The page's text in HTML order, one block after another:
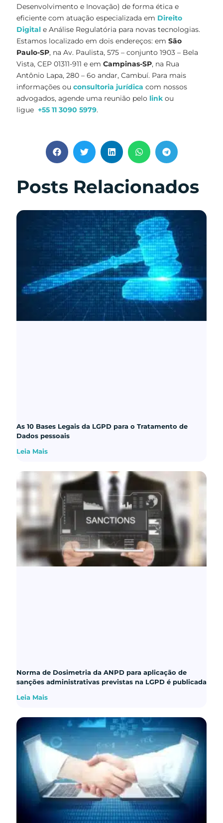
Desenvolvimento e Inovação) de forma ética e
eficiente com atuação especializada em Direito
Digital e Análise Regulatória para novas tecnologias.
Estamos localizado em dois endereços: em São
Paulo-SP, na Av. Paulista, 575 – conjunto 1903 – Bela
Vista, CEP 01311-911 e em Campinas-SP, na Rua
Antônio Lapa, 280 – 6o andar, Cambuí. Para mais
informações ou consultoria jurídica com nossos
advogados, agende uma reunião pelo link ou
ligue +55 11 3090 5979.
Posts Relacionados
As 10 Bases Legais da LGPD para o Tratamento de
Dados pessoais
Leia Mais
Norma de Dosimetria da ANPD para aplicação de
sanções administrativas previstas na LGPD é publicada
Leia Mais